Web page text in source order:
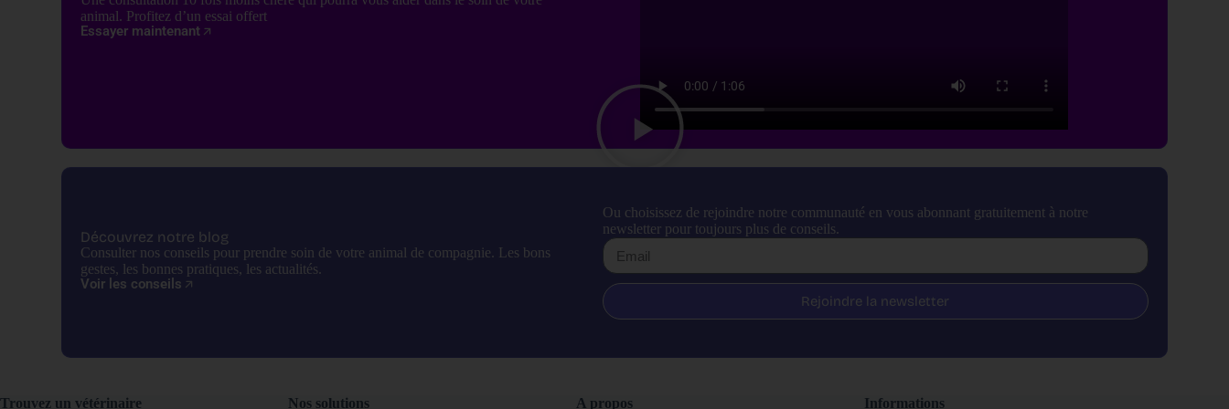
animal. Profitez d’un essai offert
Essayer maintenant
Découvrez notre blog
Consulter nos conseils pour prendre soin de votre animal de compagnie. Les bons
gestes, les bonnes pratiques, les actualités.
Voir les conseils
Ou choisissez de rejoindre notre communauté en vous abonnant gratuitement à notre
newsletter pour toujours plus de conseils.
Rejoindre la newsletter
Trouvez un vétérinaire Nos solutions A propos Informations